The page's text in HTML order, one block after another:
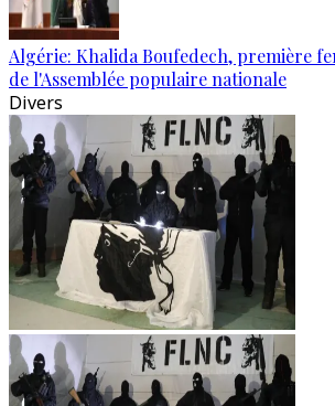
Algérie: Khalida Boufedech, première
de l'Assemblée populaire nationale
Divers